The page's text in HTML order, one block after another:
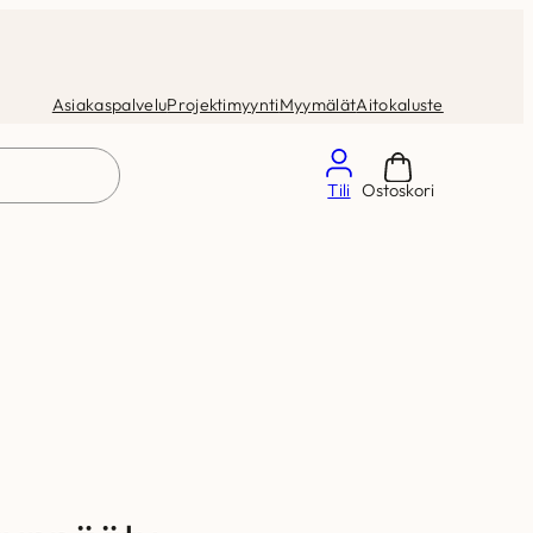
AsiakaspalveluProjektimyyntiMyymälätAitokaluste